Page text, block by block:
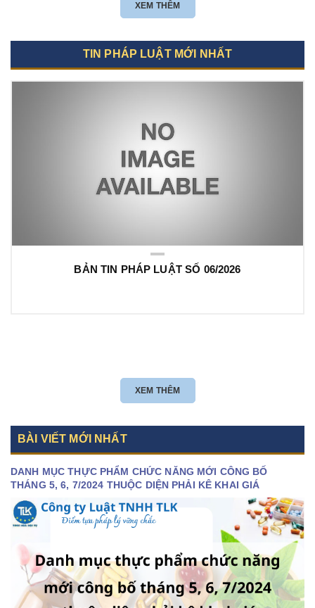
XEM THÊM
TIN PHÁP LUẬT MỚI NHẤT
BẢN TIN PHÁP LUẬT SỐ 06/2026
XEM THÊM
BÀI VIẾT MỚI NHẤT
DANH MỤC THỰC PHẨM CHỨC NĂNG MỚI CÔNG BỐ
THÁNG 5, 6, 7/2024 THUỘC DIỆN PHẢI KÊ KHAI GIÁ